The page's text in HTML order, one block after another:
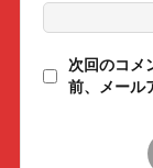
次回のコメ
前、メール